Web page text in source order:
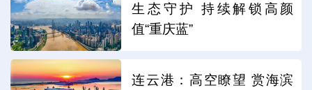
生态守护 持续解锁高颜
值“重庆蓝”
连云港：高空瞭望 赏海滨